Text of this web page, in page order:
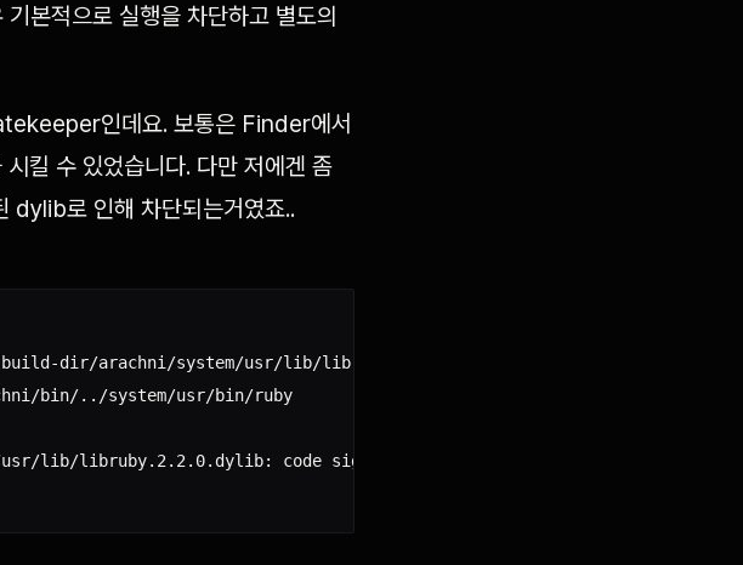
본적으로 실행을 차단하고 별도의
인데요. 보통은 Finder에서
킬 수 있었습니다. 다만 저에겐 좀
dylib로 인해 차단되는거였죠..
dir/arachni/system/usr/lib/libruby.2.2.0.dylib
bin/../system/usr/bin/ruby
usr/lib/libruby.2.2.0.dylib: code signature in (/Users/hahwul/